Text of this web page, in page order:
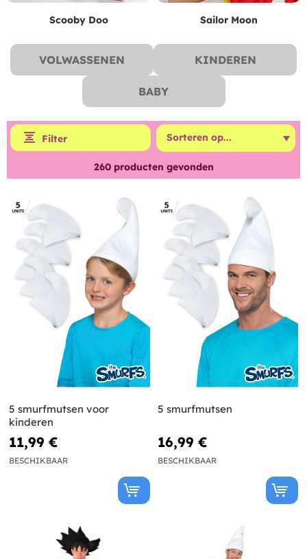
Scooby Doo Sailor Moon
VOLWASSENEN KINDEREN
BABY
Filter
260producten gevonden
5 smurfmutsen voor
kinderen
11,99 €
BESCHIKBAAR
5 smurfmutsen
16,99 €
BESCHIKBAAR